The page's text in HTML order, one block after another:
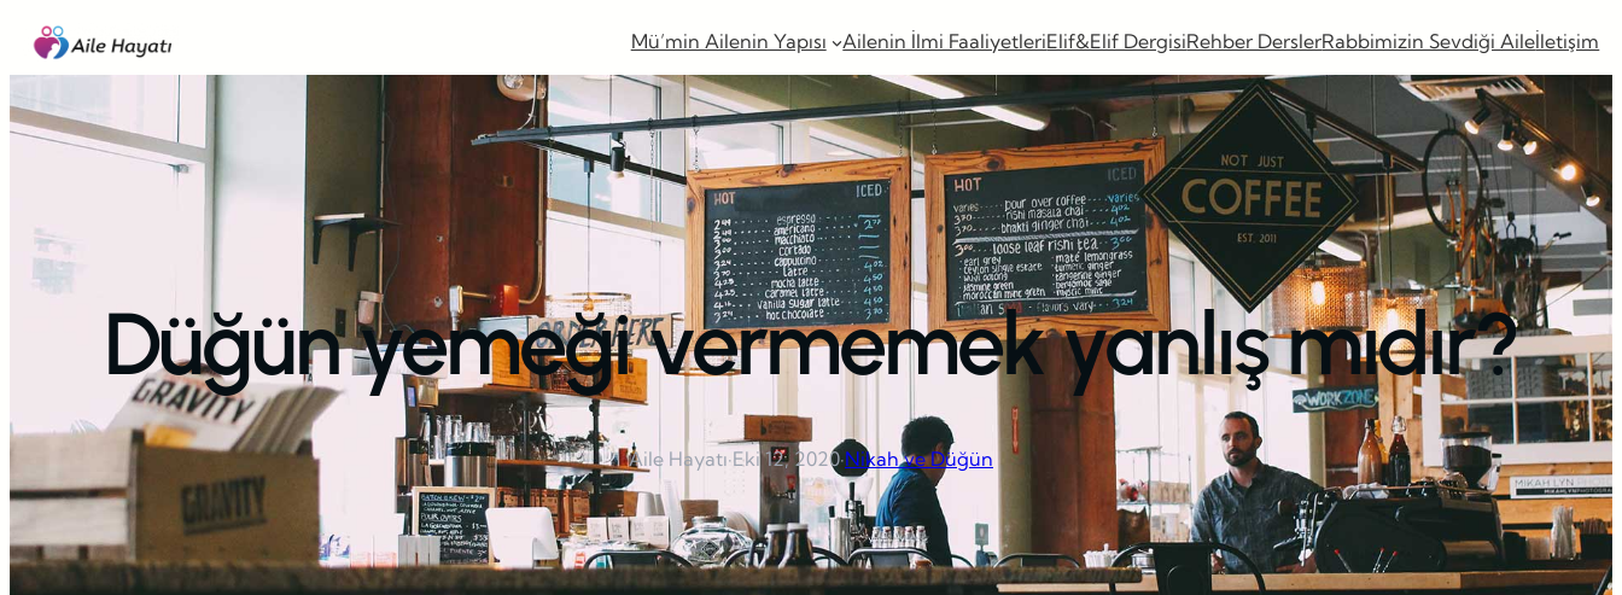
İçeriğe
geç
Mü’min Ailenin Yapısı Ailenin İlmi FaaliyetleriElif&Elif DergisiRehber DerslerRabbimizin Sevdiği Aileİletişim
Düğün yemeği vermemek yanlış mıdır?
Aile Hayatı·Eki 12, 2020·Nikah ve Düğün